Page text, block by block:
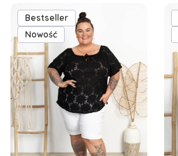
Bestseller
Nowość